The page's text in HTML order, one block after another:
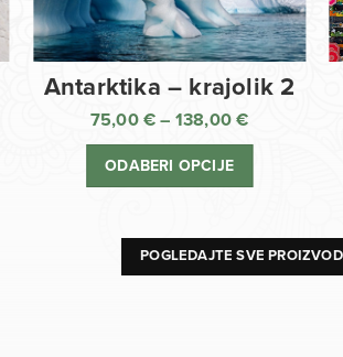
Antarktika – krajolik 2
75,00 € – 138,00€
138,00 €
ODABERI OPCIJE
POGLEDAJTE SVE